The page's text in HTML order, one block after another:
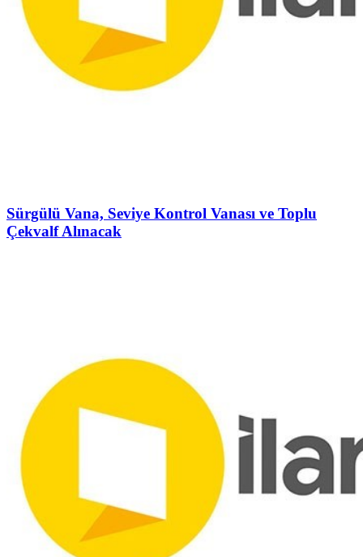
Sürgülü Vana, Seviye Kontrol Vanası ve Toplu
Çekvalf Alınacak